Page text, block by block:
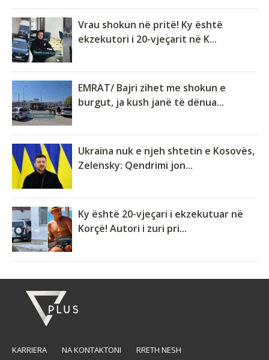
Vrau shokun në pritë! Ky është
ekzekutori i 20-vjeçarit në K...
EMRAT/ Bajri zihet me shokun e
burgut, ja kush janë të dënua...
Ukraina nuk e njeh shtetin e Kosovës,
Zelensky: Qendrimi jon...
Ky është 20-vjeçari i ekzekutuar në
Korçë! Autori i zuri pri...
KARRIERA NA KONTAKTONI RRETH NESH